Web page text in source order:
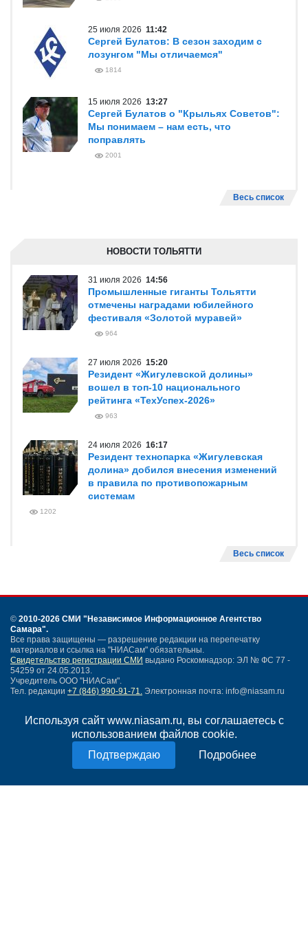
Используя сайт www.niasam.ru, вы соглашаетесь с
использованием файлов cookie.
Подробнее
25 июля 2026 11:42
Сергей Булатов: В сезон заходим с
лозунгом "Мы отличаемся"
1814
15 июля 2026 13:27
Сергей Булатов о "Крыльях Советов":
Мы понимаем – нам есть, что
поправлять
2001
Весь список
НОВОСТИ ТОЛЬЯТТИ
31 июля 2026 14:56
Промышленные гиганты Тольятти
отмечены наградами юбилейного
фестиваля «Золотой муравей»
964
27 июля 2026 15:20
Резидент «Жигулевской долины»
вошел в топ-10 национального
рейтинга «ТехУспех-2026»
963
24 июля 2026 16:17
Резидент технопарка «Жигулевская
долина» добился внесения изменений
в правила по противопожарным
системам
1202
Весь список
© 2010-2026 СМИ "Независимое Информационное Агентство
Самара".
Все права защищены — разрешение редакции на перепечатку
материалов и ссылка на "НИАСам" обязательны.
Свидетельство регистрации СМИ выдано Роскомнадзор: ЭЛ № ФС 77 -
54259 от 24.05.2013.
Учредитель ООО "НИАСам".
Тел. редакции +7 (846) 990-91-71. Электронная почта: info@niasam.ru
Карта сайта
Нашли ошибку?
Политика конфиденциальности
Согласие на обработку персональных данных